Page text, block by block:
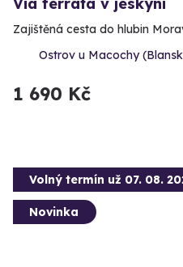
Zajištěná cesta do hlubin
Ostrov u Macochy
1 690 Kč
Volný termín už 07. 08.
Novinka